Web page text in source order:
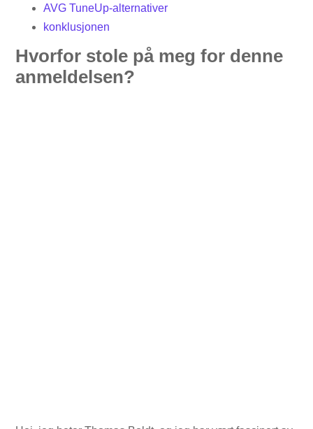
AVG TuneUp-alternativer
konklusjonen
Hvorfor stole på meg for denne
anmeldelsen?